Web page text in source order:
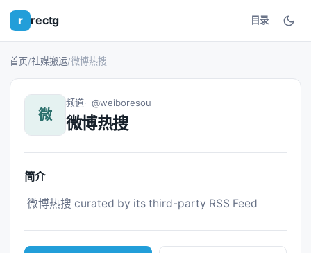
r rectg 目录
首页/社媒搬运/微博热搜
微
频道 @weiboresou
微博热搜
简介
微博热搜 curated by its third-party RSS Feed